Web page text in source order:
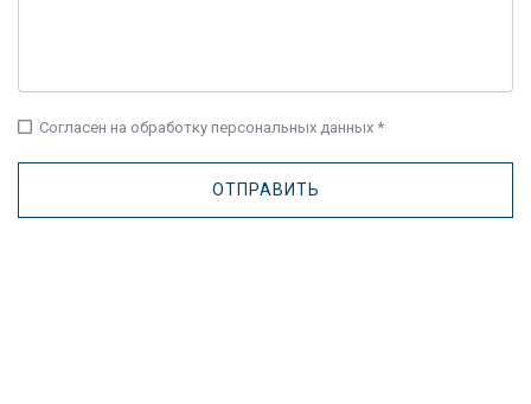
check_box_outline_blank Согласен на обработку персональных данных *